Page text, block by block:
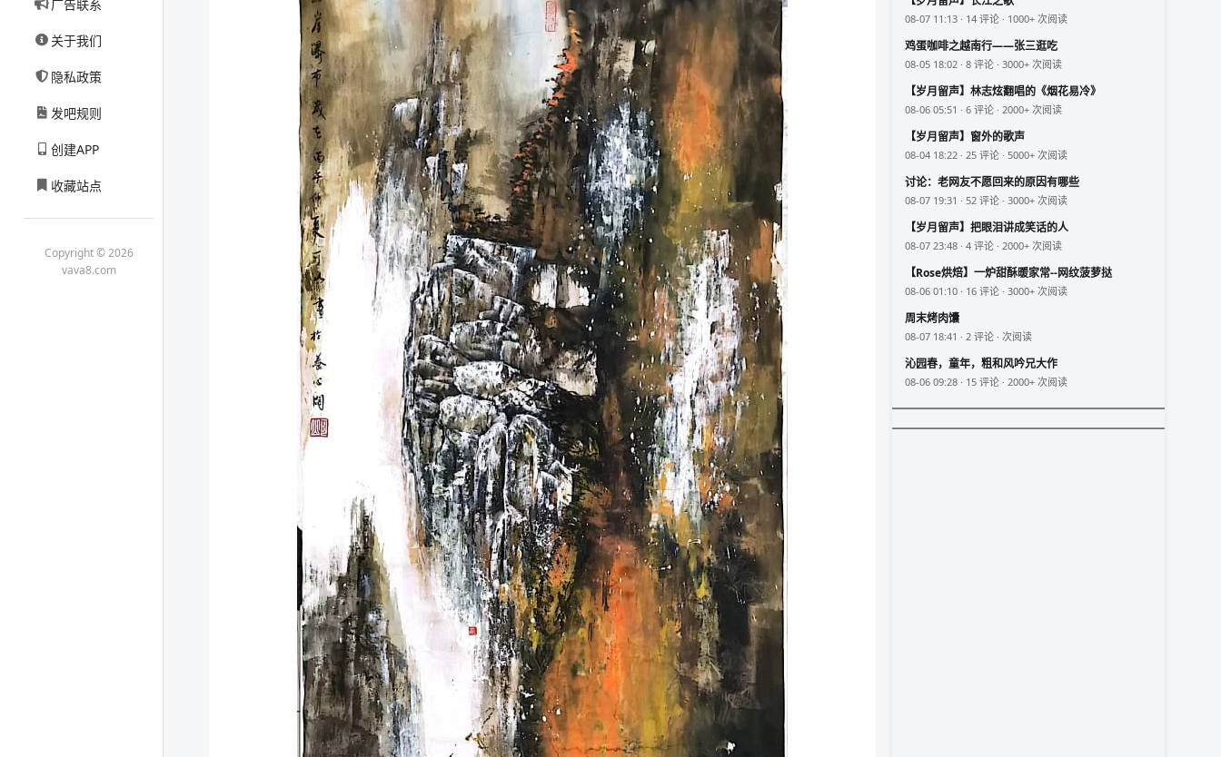
广告联系
关于我们
隐私政策
发吧规则
创建APP
收藏站点
Copyright © 2026
vava8.com
08-07 11:13 · 14 评论 · 1000+ 次阅读
鸡蛋咖啡之越南行——张三逛吃
08-05 18:02 · 8 评论 · 3000+ 次阅读
【岁月留声】林志炫翻唱的《烟花易冷》
08-06 05:51 · 6 评论 · 2000+ 次阅读
【岁月留声】窗外的歌声
08-04 18:22 · 25 评论 · 5000+ 次阅读
讨论：老网友不愿回来的原因有哪些
08-07 19:31 · 52 评论 · 3000+ 次阅读
【岁月留声】把眼泪讲成笑话的人
08-07 23:48 · 4 评论 · 2000+ 次阅读
【Rose烘焙】一炉甜酥暖家常--网纹菠萝挞
08-06 01:10 · 16 评论 · 3000+ 次阅读
周末烤肉馕
08-07 18:41 · 2 评论 · 次阅读
沁园春，童年，粗和风吟兄大作
08-06 09:28 · 15 评论 · 2000+ 次阅读